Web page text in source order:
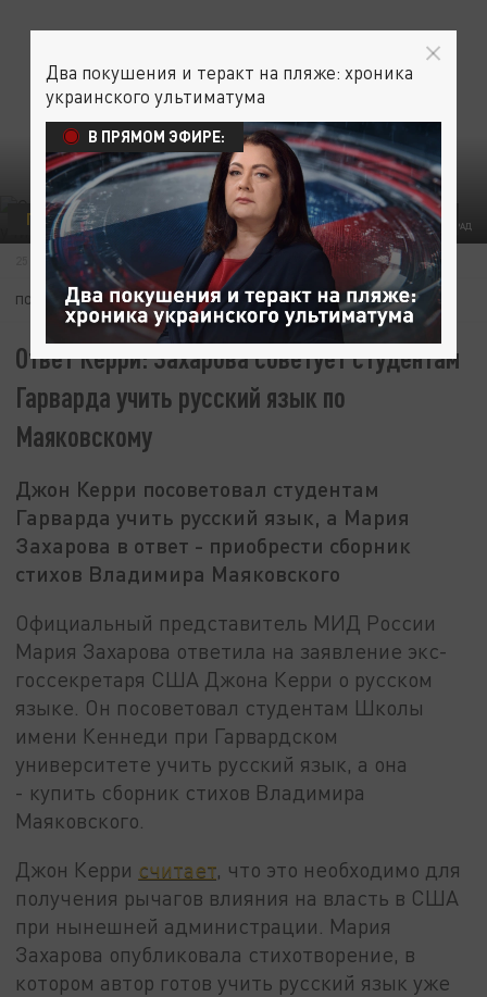
ФОТО: ЦАРЬГРАД
ПОЛИТИКА ОБРАЗОВАНИЕ МАРИЯ ЗАХАРОВА
25 МАЯ 08:18
ПОДПИШИТЕСЬ:
Ответ Керри: Захарова советует студентам
Гарварда учить русский язык по
Маяковскому
Джон Керри посоветовал студентам
Гарварда учить русский язык, а Мария
Захарова в ответ - приобрести сборник
стихов Владимира Маяковского
Официальный представитель МИД России
Мария Захарова ответила на заявление экс-
госсекретаря США Джона Керри о русском
языке. Он посоветовал студентам Школы
имени Кеннеди при Гарвардском
университете учить русский язык, а она
- купить сборник стихов Владимира
Маяковского.
Джон Керри считает, что это необходимо для
получения рычагов влияния на власть в США
при нынешней администрации. Мария
Захарова опубликовала стихотворение, в
котором автор готов учить русский язык уже
Два покушения и теракт на пляже: хроника
украинского ультиматума
В ПРЯМОМ ЭФИРЕ: